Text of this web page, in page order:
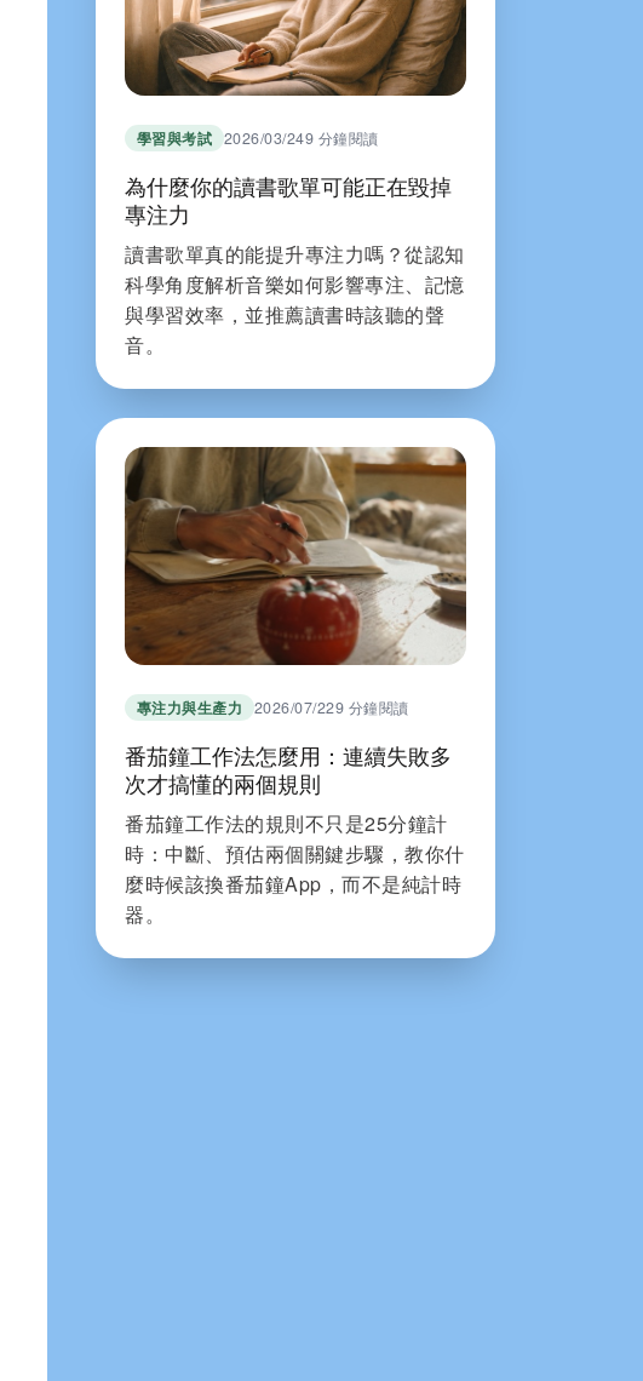
學習與考試 2026/03/249 分鐘閱讀
為什麼你的讀書歌單可能正在毀掉
專注力
讀書歌單真的能提升專注力嗎？從認知
科學角度解析音樂如何影響專注、記憶
與學習效率，並推薦讀書時該聽的聲
音。
專注力與生產力 2026/07/229 分鐘閱讀
番茄鐘工作法怎麼用：連續失敗多
次才搞懂的兩個規則
番茄鐘工作法的規則不只是25分鐘計
時：中斷、預估兩個關鍵步驟，教你什
麼時候該換番茄鐘App，而不是純計時
器。